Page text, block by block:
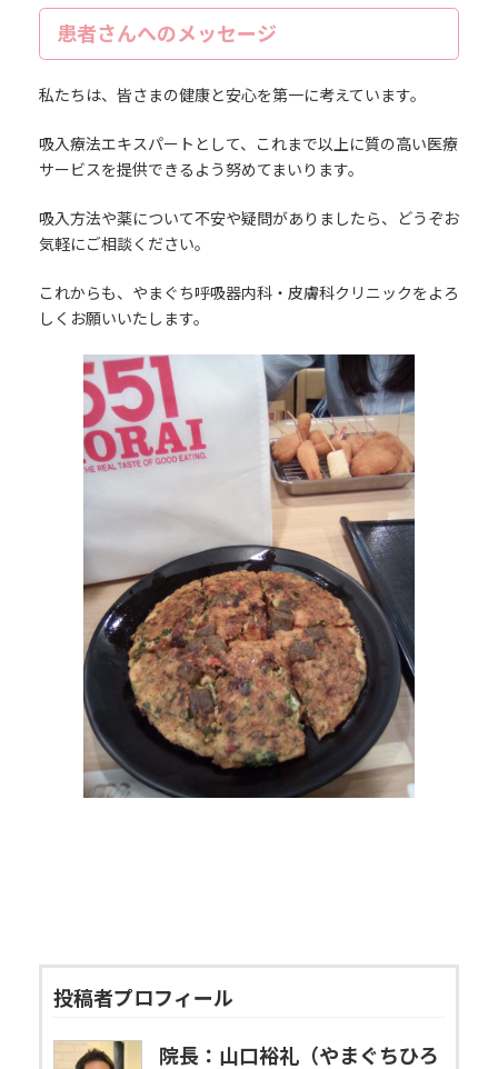
患者さんへのメッセージ
私たちは、皆さまの健康と安心を第一に考えています。
吸入療法エキスパートとして、これまで以上に質の高い医療
サービスを提供できるよう努めてまいります。
吸入方法や薬について不安や疑問がありましたら、どうぞお
気軽にご相談ください。
これからも、やまぐち呼吸器内科・皮膚科クリニックをよろ
しくお願いいたします。
投稿者プロフィール
院長：山口裕礼（やまぐちひろ